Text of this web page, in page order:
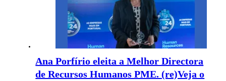
Ana Porfírio eleita a Melhor Directora
de Recursos Humanos PME. (re)Veja o